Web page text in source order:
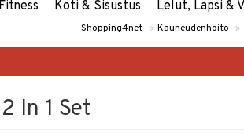
Fitness Koti & Sisustus Lelut, Lapsi &
Shopping4net » Kauneudenhoito »
In 1 Set